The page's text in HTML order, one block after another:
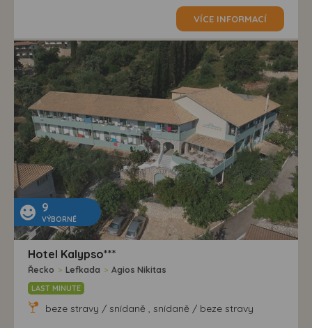
VÍCE INFORMACÍ
9
VÝBORNÉ
Hotel Kalypso***
Řecko > Lefkada > Agios Nikitas
LAST MINUTE
beze stravy / snídaně , snídaně / beze stravy